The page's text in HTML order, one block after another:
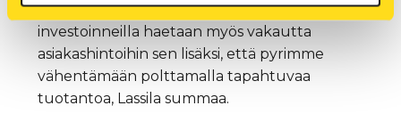
tuumaa tulevaisuudesta. Tulevaisuuden
investoinneilla haetaan myös vakautta
asiakashintoihin sen lisäksi, että pyrimme
vähentämään polttamalla tapahtuvaa
tuotantoa, Lassila summaa.